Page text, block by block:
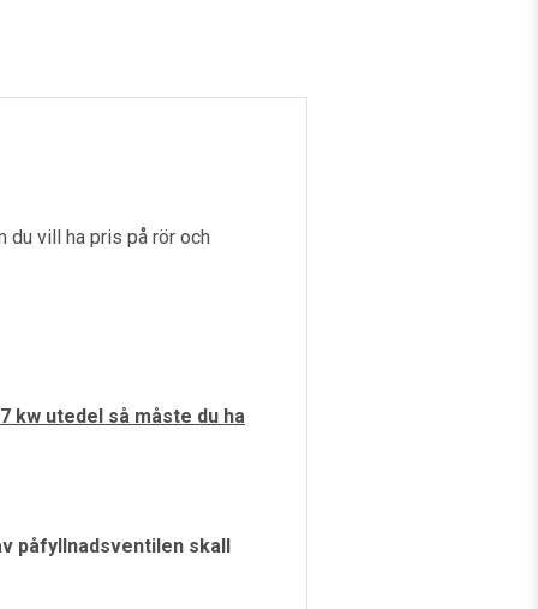
du vill ha pris på rör och
kw utedel så måste du ha
påfyllnadsventilen skall